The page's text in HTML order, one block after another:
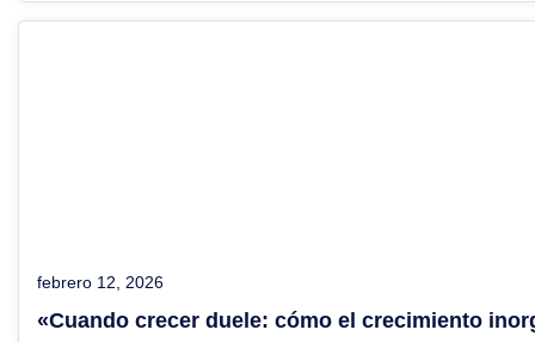
febrero 12, 2026
«Cuando crecer duele: cómo el crecimiento